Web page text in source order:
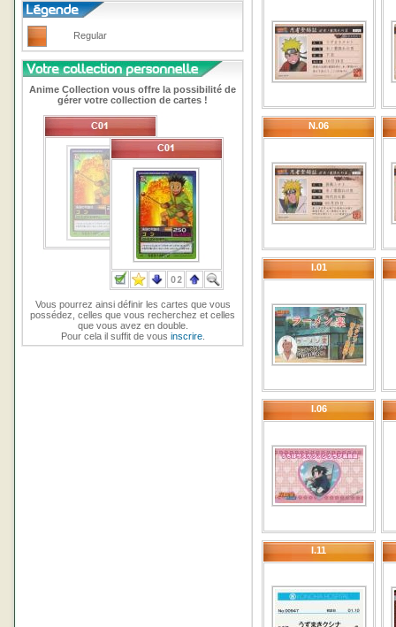
Regular
Anime Collection vous offre la possibilité de
gérer votre collection de cartes !
Vous pourrez ainsi définir les cartes que vous
possédez, celles que vous recherchez et celles
que vous avez en double.
Pour cela il suffit de vous inscrire.
N.06
I.01
I.06
I.11